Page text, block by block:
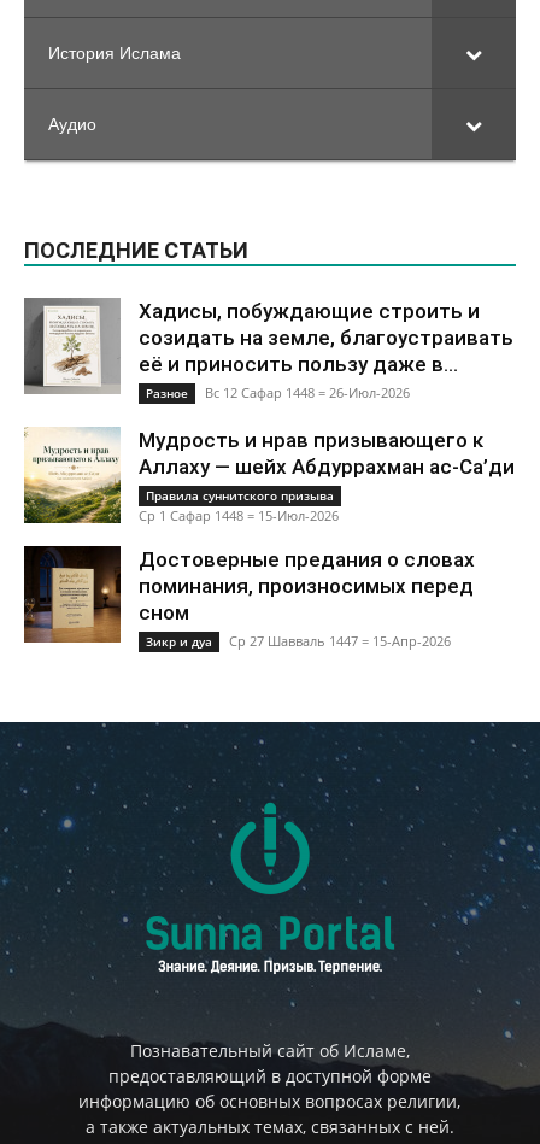
История Ислама
Аудио
ПОСЛЕДНИЕ СТАТЬИ
Хадисы, побуждающие строить и
созидать на земле, благоустраивать
её и приносить пользу даже в...
Разное Вс 12 Сафар 1448 = 26-Июл-2026
Мудрость и нрав призывающего к
Аллаху — шейх Абдуррахман ас-Са’ди
Правила суннитского призыва
Ср 1 Сафар 1448 = 15-Июл-2026
Достоверные предания о словах
поминания, произносимых перед
сном
Зикр и дуа Ср 27 Шавваль 1447 = 15-Апр-2026
Познавательный сайт об Исламе,
предоставляющий в доступной форме
информацию об основных вопросах религии,
а также актуальных темах, связанных с ней.